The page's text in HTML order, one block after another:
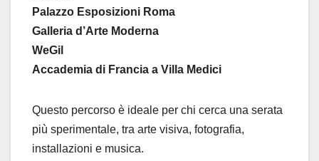
Palazzo Esposizioni Roma
Galleria d’Arte Moderna
WeGil
Accademia di Francia a Villa Medici
Questo percorso è ideale per chi cerca una serata
più sperimentale, tra arte visiva, fotografia,
installazioni e musica.